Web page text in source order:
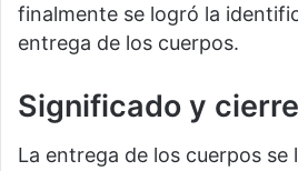
finalmente se logró la
entrega de los cuerpos.
Significado y
La entrega de los cuerpos se